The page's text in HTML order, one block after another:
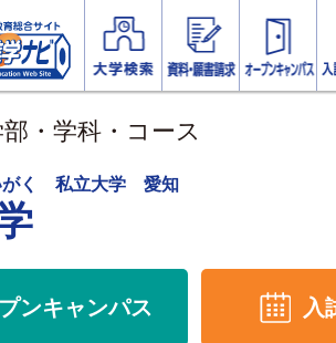
・学科・コース
がく 私立大学 愛知
ンキャンパス 入